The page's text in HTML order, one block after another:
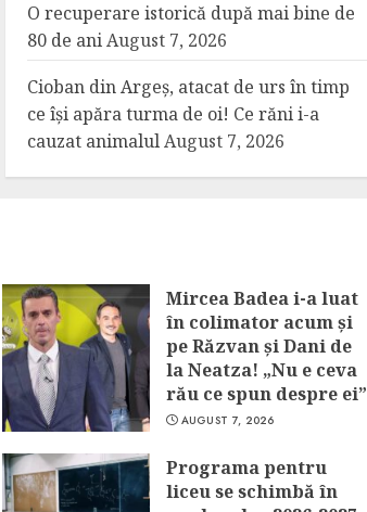
O recuperare istorică după mai bine de
80 de aniAugust 7, 2026
Cioban din Argeș, atacat de urs în timp
ce își apăra turma de oi! Ce răni i-a
cauzat animalulAugust 7, 2026
Mircea Badea i-a luat
în colimator acum și
pe Răzvan și Dani de
la Neatza! „Nu e ceva
rău ce spun despre ei”
AUGUST 7, 2026
Programa pentru
liceu se schimbă în